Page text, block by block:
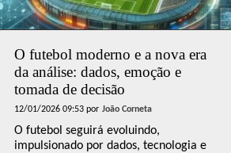
O futebol moderno e a nova era
da análise: dados, emoção e
tomada de decisão
12/01/2026 09:53 por João Corneta
O futebol seguirá evoluindo,
impulsionado por dados, tecnologia e